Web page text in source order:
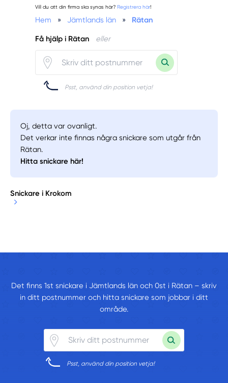
Vill du att din firma ska synas här? Registrera här!
Hem » Jämtlands län » Rätan
Få hjälp i Rätan eller
Psst, använd din position vetja!
Oj, detta var ovanligt.
Det verkar inte finnas några snickare som utgår från
Rätan.
Hitta snickare här!
Snickare i Krokom
Det finns 1st snickare i Jämtlands län och 0st i Rätan – skriv
in ditt postnummer och hitta snickare som jobbar i ditt
område.
Psst, använd din position vetja!